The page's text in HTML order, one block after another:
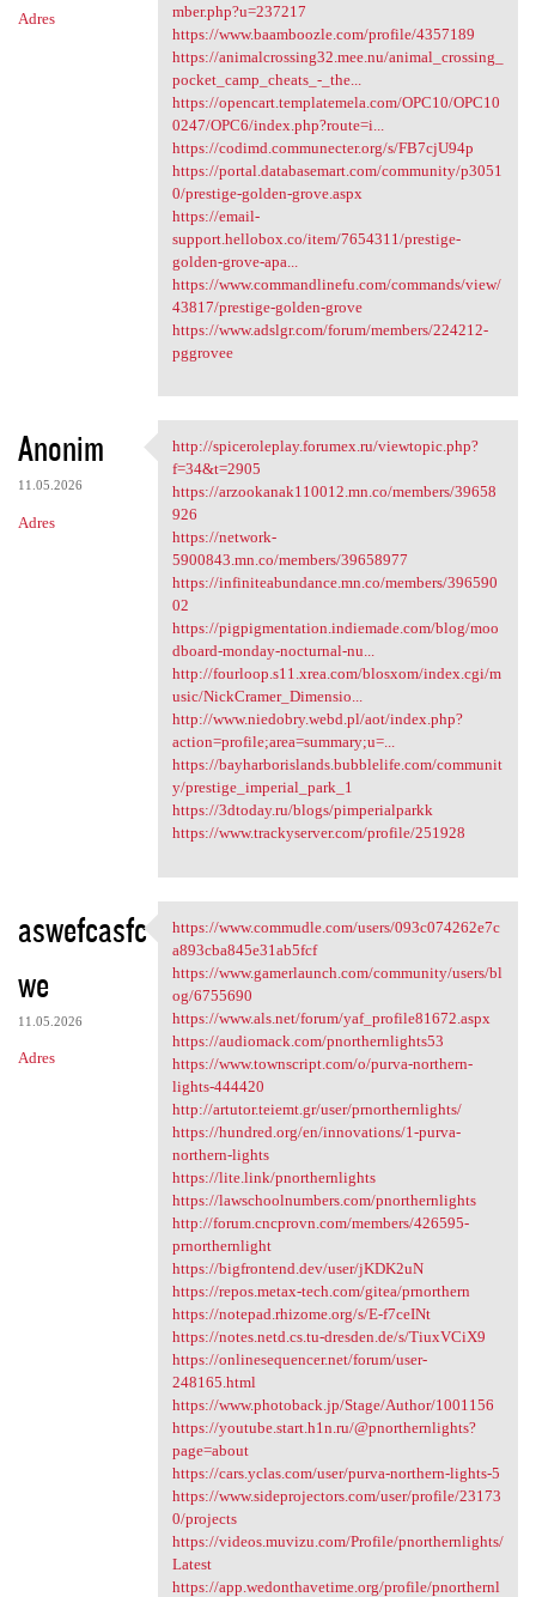
Adres
mber.php?u=237217
https://www.baamboozle.com/profile/4357189
https://animalcrossing32.mee.nu/animal_crossing_
pocket_camp_cheats_-_the...
https://opencart.templatemela.com/OPC10/OPC10
0247/OPC6/index.php?route=i...
https://codimd.communecter.org/s/FB7cjU94p
https://portal.databasemart.com/community/p3051
0/prestige-golden-grove.aspx
https://email-
support.hellobox.co/item/7654311/prestige-
golden-grove-apa...
https://www.commandlinefu.com/commands/view/
43817/prestige-golden-grove
https://www.adslgr.com/forum/members/224212-
pggrovee
Anonim
11.05.2026
Adres
http://spiceroleplay.forumex
http://spiceroleplay.forumex.ru/viewtopic.php?
f=34&t=2905
https://arzookanak110012.mn.co/members/39658
926
https://network-
5900843.mn.co/members/39658977
https://infiniteabundance.mn.co/members/396590
02
https://pigpigmentation.indiemade.com/blog/moo
dboard-monday-nocturnal-nu...
http://fourloop.s11.xrea.com/blosxom/index.cgi/m
usic/NickCramer_Dimensio...
http://www.niedobry.webd.pl/aot/index.php?
action=profile;area=summary;u=...
https://bayharborislands.bubblelife.com/communit
y/prestige_imperial_park_1
https://3dtoday.ru/blogs/pimperialparkk
https://www.trackyserver.com/profile/251928
aswefcasfc
we
11.05.2026
Adres
https://www.commudle.com
https://www.commudle.com/users/093c074262e7c
a893cba845e31ab5fcf
https://www.gamerlaunch.com/community/users/bl
og/6755690
https://www.als.net/forum/yaf_profile81672.aspx
https://audiomack.com/pnorthernlights53
https://www.townscript.com/o/purva-northern-
lights-444420
http://artutor.teiemt.gr/user/prnorthernlights/
https://hundred.org/en/innovations/1-purva-
northern-lights
https://lite.link/pnorthernlights
https://lawschoolnumbers.com/pnorthernlights
http://forum.cncprovn.com/members/426595-
prnorthernlight
https://bigfrontend.dev/user/jKDK2uN
https://repos.metax-tech.com/gitea/prnorthern
https://notepad.rhizome.org/s/E-f7ceINt
https://notes.netd.cs.tu-dresden.de/s/TiuxVCiX9
https://onlinesequencer.net/forum/user-
248165.html
https://www.photoback.jp/Stage/Author/1001156
https://youtube.start.h1n.ru/@pnorthernlights?
page=about
https://cars.yclas.com/user/purva-northern-lights-5
https://www.sideprojectors.com/user/profile/23173
0/projects
https://videos.muvizu.com/Profile/pnorthernlights/
Latest
https://app.wedonthavetime.org/profile/pnorthernl